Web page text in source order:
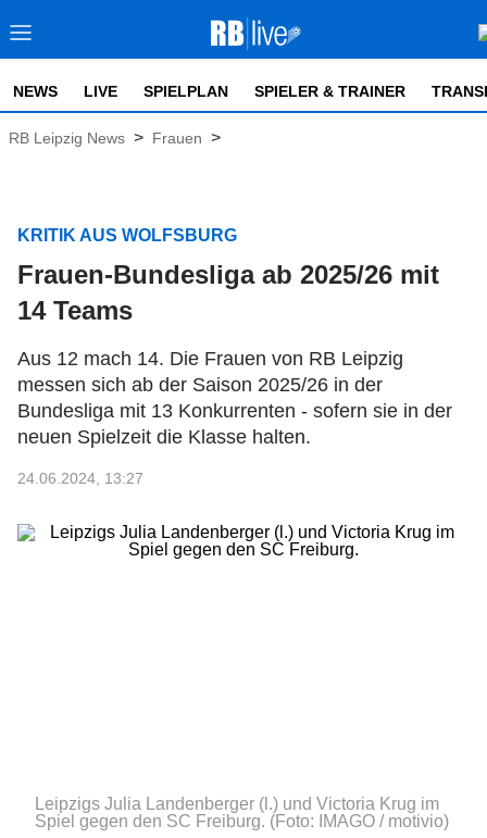
NEWS LIVE SPIELPLAN SPIELER & TRAINER
RB Leipzig News > Frauen >
KRITIK AUS WOLFSBURG
Frauen-Bundesliga ab 2025/26 mit
14 Teams
Aus 12 mach 14. Die Frauen von RB Leipzig
messen sich ab der Saison 2025/26 in der
Bundesliga mit 13 Konkurrenten - sofern sie in der
neuen Spielzeit die Klasse halten.
24.06.2024, 13:27
Leipzigs Julia Landenberger (l.) und Victoria Krug im
Spiel gegen den SC Freiburg. (Foto: IMAGO / motivio)